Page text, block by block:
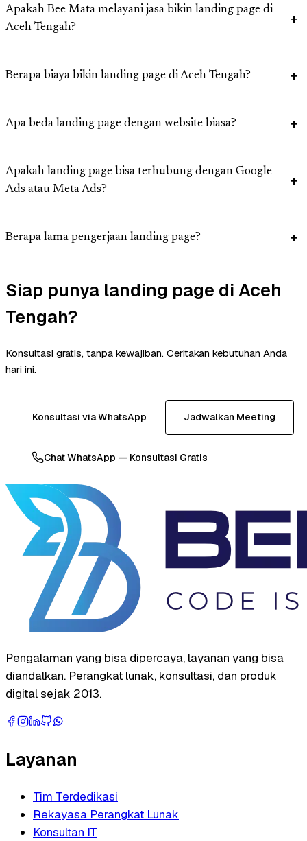
Apakah Bee Mata melayani jasa bikin landing page di
Aceh Tengah?
Berapa biaya bikin landing page di Aceh Tengah?
Apa beda landing page dengan website biasa?
Apakah landing page bisa terhubung dengan Google
Ads atau Meta Ads?
Berapa lama pengerjaan landing page?
Siap punya landing page di Aceh
Tengah?
Konsultasi gratis, tanpa kewajiban. Ceritakan kebutuhan Anda
hari ini.
Konsultasi via WhatsApp Jadwalkan Meeting
Chat WhatsApp — Konsultasi Gratis
Pengalaman yang bisa dipercaya, layanan yang bisa
diandalkan. Perangkat lunak, konsultasi, dan produk
digital sejak 2013.
Layanan
Tim Terdedikasi
Rekayasa Perangkat Lunak
Konsultan IT